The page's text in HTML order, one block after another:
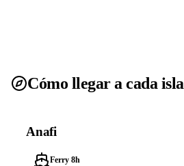
Cómo llegar a cada isla
Anafi
Ferry 8h